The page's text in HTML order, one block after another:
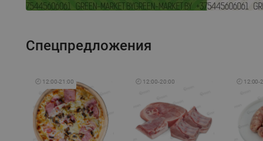
Спецпредложения
🕘 12:00-21:00 🕘 12:00-20:00 🕘 12:00-